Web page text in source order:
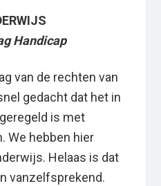
Handicap
van de rechten van
gedacht dat het in
is met
We hebben hier
Helaas is dat
vanzelfsprekend.